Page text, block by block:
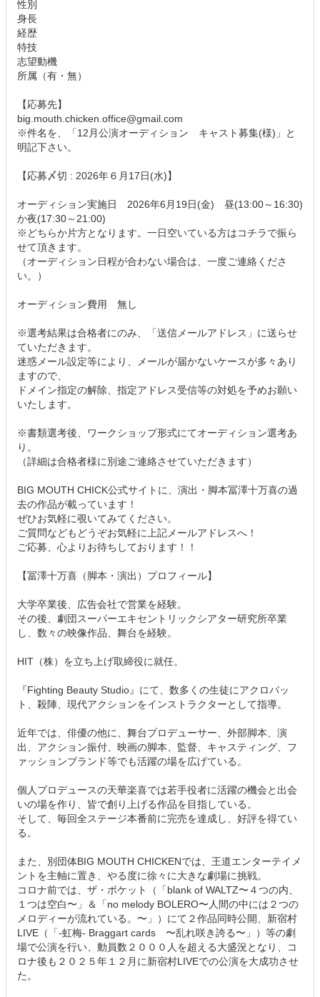
性別
身長
経歴
特技
志望動機
所属（有・無）
【応募先】
big.mouth.chicken.office@gmail.com
※件名を、「12月公演オーディション キャスト募集(様)」と
明記下さい。
【応募〆切 : 2026年６月17日(水)】
オーディション実施日 2026年6月19日(金) 昼(13:00～16:30)
か夜(17:30～21:00)
※どちらか片方となります。一日空いている方はコチラで振ら
せて頂きます。
（オーディション日程が合わない場合は、一度ご連絡くださ
い。）
オーディション費用 無し
※選考結果は合格者にのみ、「送信メールアドレス」に送らせ
ていただきます。
迷惑メール設定等により、メールが届かないケースが多々あり
ますので、
ドメイン指定の解除、指定アドレス受信等の対処を予めお願い
いたします。
※書類選考後、ワークショップ形式にてオーディション選考あ
り。
（詳細は合格者様に別途ご連絡させていただきます）
BIG MOUTH CHICK公式サイトに、演出・脚本冨澤十万喜の過
去の作品が載っています！
ぜひお気軽に覗いてみてください。
ご質問などもどうぞお気軽に上記メールアドレスへ！
ご応募、心よりお待ちしております！！
【冨澤十万喜（脚本・演出）プロフィール】
大学卒業後、広告会社で営業を経験。
その後、劇団スーパーエキセントリックシアター研究所卒業
し、数々の映像作品、舞台を経験。
HIT（株）を立ち上げ取締役に就任。
『Fighting Beauty Studio』にて、数多くの生徒にアクロバッ
ト、殺陣、現代アクションをインストラクターとして指導。
近年では、俳優の他に、舞台プロデューサー、外部脚本、演
出、アクション振付、映画の脚本、監督、キャスティング、フ
ァッションブランド等でも活躍の場を広げている。
個人プロデュースの天華楽喜では若手役者に活躍の機会と出会
いの場を作り、皆で創り上げる作品を目指している。
そして、毎回全ステージ本番前に完売を達成し、好評を得てい
る。
また、別団体BIG MOUTH CHICKENでは、王道エンターテイメ
ントを主軸に置き、やる度に徐々に大きな劇場に挑戦。
コロナ前では、ザ・ポケット（「blank of WALTZ〜４つの内、
１つは空白〜」＆「no melody BOLERO〜人間の中には２つの
メロディーが流れている。〜」）にて２作品同時公開、新宿村
LIVE（「-虹梅- Braggart cards 〜乱れ咲き誇る〜」）等の劇
場で公演を行い、動員数２０００人を超える大盛況となり、コ
ロナ後も２０２５年１２月に新宿村LIVEでの公演を大成功させ
た。